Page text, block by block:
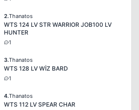
2.Thanatos
WTS 124 LV STR WARRIOR JOB100 LV
HUNTER
1
3.Thanatos
WTS 128 LV WİZ BARD
1
4.Thanatos
WTS 112 LV SPEAR CHAR